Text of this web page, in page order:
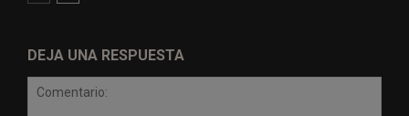
DEJA UNA RESPUESTA